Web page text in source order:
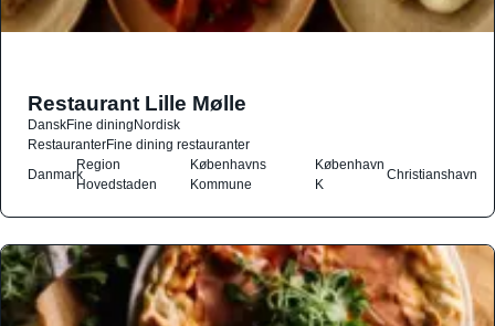
Restaurant Lille Mølle
DanskFine diningNordisk
RestauranterFine dining restauranter
Danmark
Region
Hovedstaden
Københavns
Kommune
København
K
Christianshavn